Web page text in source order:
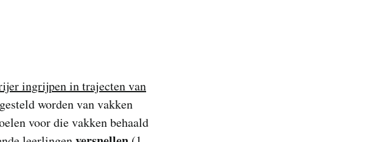
ingrijpen in trajecten van
worden van vakken
voor die vakken behaald